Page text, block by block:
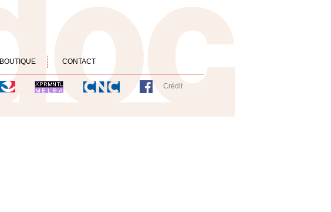
BOUTIQUE CONTACT
Crédit